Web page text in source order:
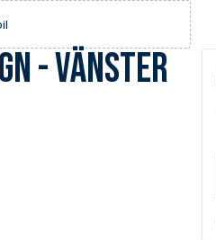
- Vänster